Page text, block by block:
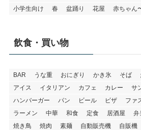
小学生向け
春 盆踊り 花屋 赤ちゃん
飲食・買い物
BAR うな重 おにぎり かき氷 そば
アイス
イタリアン カフェ カレー サ
ハンバーガー
パン ビール ピザ ファ
ラーメン
中華 和食 定食 居酒屋 弁
焼き鳥
焼肉 素麺 自動販売機 自販機